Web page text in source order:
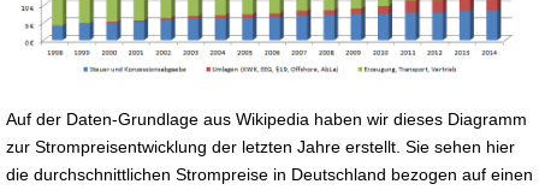
Auf der Daten-Grundlage aus Wikipedia haben wir dieses Diagramm
zur Strompreisentwicklung der letzten Jahre erstellt. Sie sehen hier
die durchschnittlichen Strompreise in Deutschland bezogen auf einen